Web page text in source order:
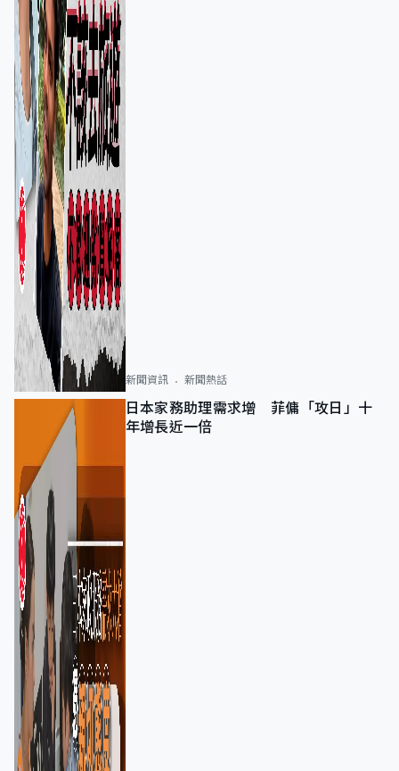
新聞資訊 新聞熱話
日本家務助理需求增 菲傭「攻日」十
年增長近一倍